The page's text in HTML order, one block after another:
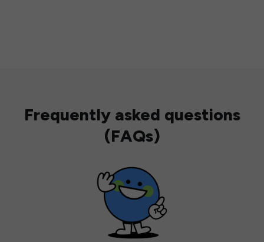
Frequently asked questions
(FAQs)